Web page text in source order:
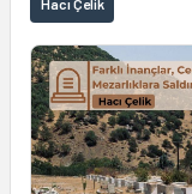
Hacı Çelik